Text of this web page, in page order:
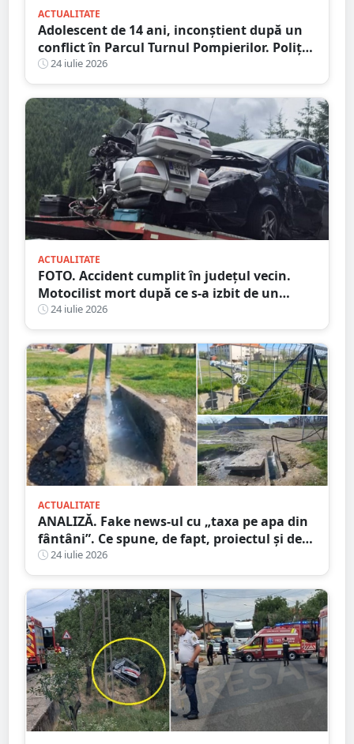
ACTUALITATE
Adolescent de 14 ani, inconștient după un
conflict în Parcul Turnul Pompierilor. Poliția
a deschis dosar penal
24 iulie 2026
ACTUALITATE
FOTO. Accident cumplit în județul vecin.
Motocilist mort după ce s-a izbit de un
copac și un microbuz
24 iulie 2026
ACTUALITATE
ANALIZĂ. Fake news-ul cu „taxa pe apa din
fântâni”. Ce spune, de fapt, proiectul și de
unde a pornit dezinformarea
24 iulie 2026